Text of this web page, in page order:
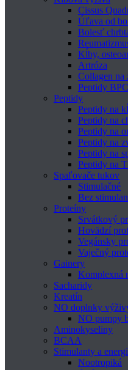
Cissus
Úľava od
Bolesť
Kĺby,
Artróza
Collagen na
Peptidy
Peptidy
Peptidy na
Peptidy na
Peptidy na
Peptidy na
Peptidy na
Peptidy na
Spaľovače tukov
Stimulačné
Bez
Proteíny
Srvátkový
Hovädzí
Vegánsky
Vaječný
Gainery
Komplexná
Sacharidy
Kreatín
NO doplnky
NO pumpy
Aminokyseliny
BCAA
Stimulanty a
Nootropiká